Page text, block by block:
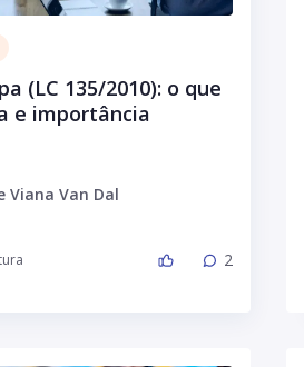
(LC 135/2010): o que
e importância
Viana Van Dal
2